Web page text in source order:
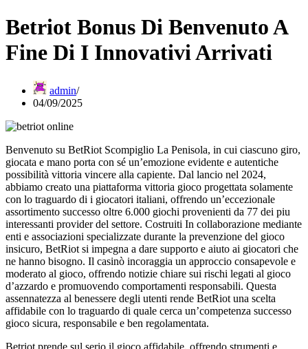
Betriot Bonus Di Benvenuto A
Fine Di I Innovativi Arrivati
admin
04/09/2025
Benvenuto su BetRiot Scompiglio La Penisola, in cui ciascuno giro,
giocata e mano porta con sé un’emozione evidente e autentiche
possibilità vittoria vincere alla capiente. Dal lancio nel 2024,
abbiamo creato una piattaforma vittoria gioco progettata solamente
con lo traguardo di i giocatori italiani, offrendo un’eccezionale
assortimento successo oltre 6.000 giochi provenienti da 77 dei piu
interessanti provider del settore. Costruiti In collaborazione mediante
enti e associazioni specializzate durante la prevenzione del gioco
insicuro, BetRiot si impegna a dare supporto e aiuto ai giocatori che
ne hanno bisogno. Il casinò incoraggia un approccio consapevole e
moderato al gioco, offrendo notizie chiare sui rischi legati al gioco
d’azzardo e promuovendo comportamenti responsabili. Questa
assennatezza al benessere degli utenti rende BetRiot una scelta
affidabile con lo traguardo di quale cerca un’competenza successo
gioco sicura, responsabile e ben regolamentata.
Betriot prende sul serio il gioco affidabile, offrendo strumenti e